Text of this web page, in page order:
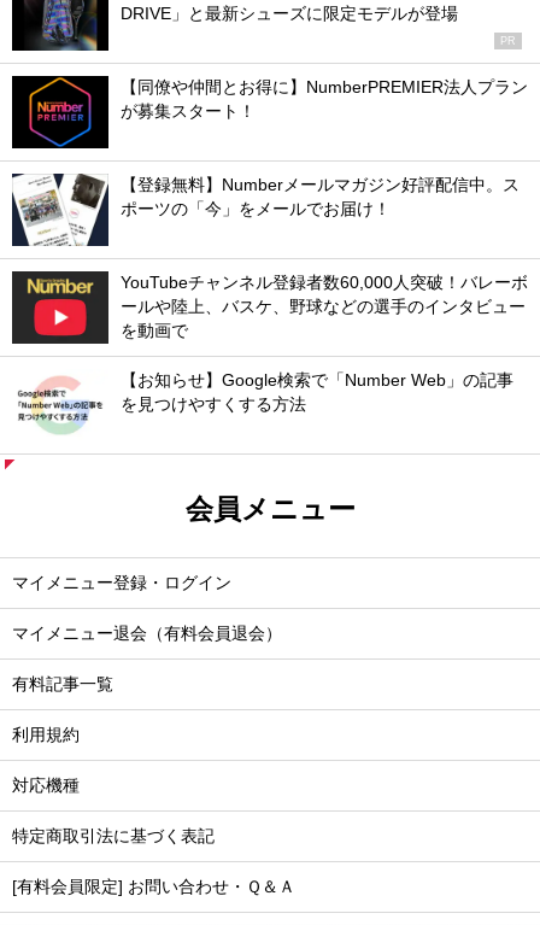
DRIVE」と最新シューズに限定モデルが登場
PR
【同僚や仲間とお得に】NumberPREMIER法人プラン
が募集スタート！
【登録無料】Numberメールマガジン好評配信中。ス
ポーツの「今」をメールでお届け！
YouTubeチャンネル登録者数60,000人突破！バレーボ
ールや陸上、バスケ、野球などの選手のインタビュー
を動画で
【お知らせ】Google検索で「Number Web」の記事
を見つけやすくする方法
会員メニュー
マイメニュー登録・ログイン
マイメニュー退会（有料会員退会）
有料記事一覧
利用規約
対応機種
特定商取引法に基づく表記
[有料会員限定] お問い合わせ・Ｑ＆Ａ